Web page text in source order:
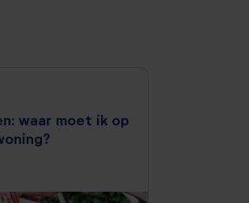
waar moet ik op